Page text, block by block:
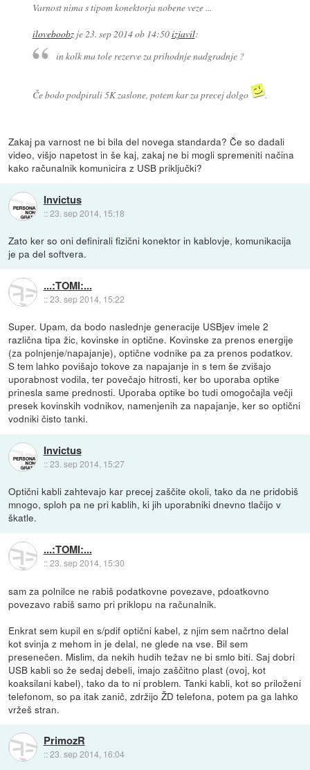
Varnost nima s tipom konektorja nobene veze ...
iloveboobzje 23. sep 2014 ob 14:50izjavil:
in kolk ma tole rezerve za prihodnje nadgradnje ?
Če bodo podpirali 5K zaslone, potem kar za precej dolgo .
Zakaj pa varnost ne bi bila del novega standarda? Če so dadali
video, višjo napetost in še kaj, zakaj ne bi mogli spremeniti načina
kako računalnik komunicira z USB priključki?
Invictus
::23. sep 2014, 15:18
Zato ker so oni definirali fizični konektor in kablovje, komunikacija
je pa del softvera.
...:TOMI:...
::23. sep 2014, 15:22
Super. Upam, da bodo naslednje generacije USBjev imele 2
različna tipa žic, kovinske in optične. Kovinske za prenos energije
(za polnjenje/napajanje), optične vodnike pa za prenos podatkov.
S tem lahko povišajo tokove za napajanje in s tem še zvišajo
uporabnost vodila, ter povečajo hitrosti, ker bo uporaba optike
prinesla same prednosti. Uporaba optike bo tudi omogočajla večji
presek kovinskih vodnikov, namenjenih za napajanje, ker so optični
vodniki čisto tanki.
Invictus
::23. sep 2014, 15:27
Optični kabli zahtevajo kar precej zaščite okoli, tako da ne pridobiš
mnogo, sploh pa ne pri kablih, ki jih uporabniki dnevno tlačijo v
škatle.
...:TOMI:...
::23. sep 2014, 15:30
sam za polnilce ne rabiš podatkovne povezave, pdoatkovno
povezavo rabiš samo pri priklopu na računalnik.
Enkrat sem kupil en s/pdif optični kabel, z njim sem načrtno delal
kot svinja z mehom in je delal, ne glede na vse. Bil sem
presenečen. Mislim, da nekih hudih težav ne bi smlo biti. Saj dobri
USB kabli so že sedaj debeli, imajo zaščitno plast (ovoj, kot
koaksilani kabel), tako da to ni problem. Tanki kabli, kot so priloženi
telefonom, so pa itak zanič, zdržijo ŽD telefona, potem pa ga lahko
vržeš stran.
PrimozR
::23. sep 2014, 16:04